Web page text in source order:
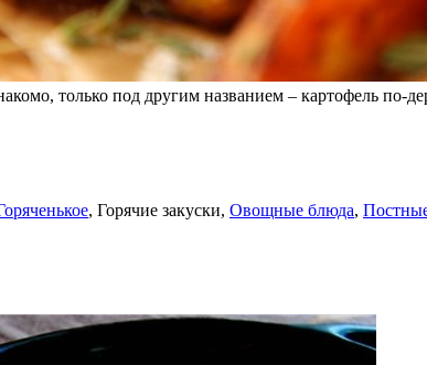
только под другим названием – картофель
, Горячие закуски, Овощные блюда,